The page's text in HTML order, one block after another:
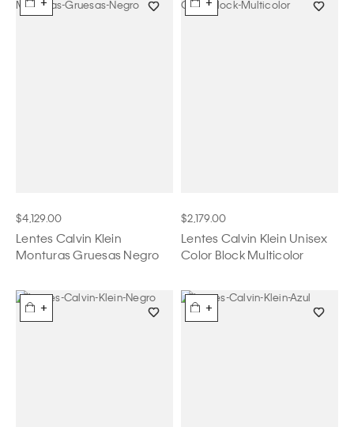
$4,129.00
Lentes Calvin Klein
Monturas Gruesas Negro
$2,179.00
Lentes Calvin Klein Unisex
Color Block Multicolor
+ +